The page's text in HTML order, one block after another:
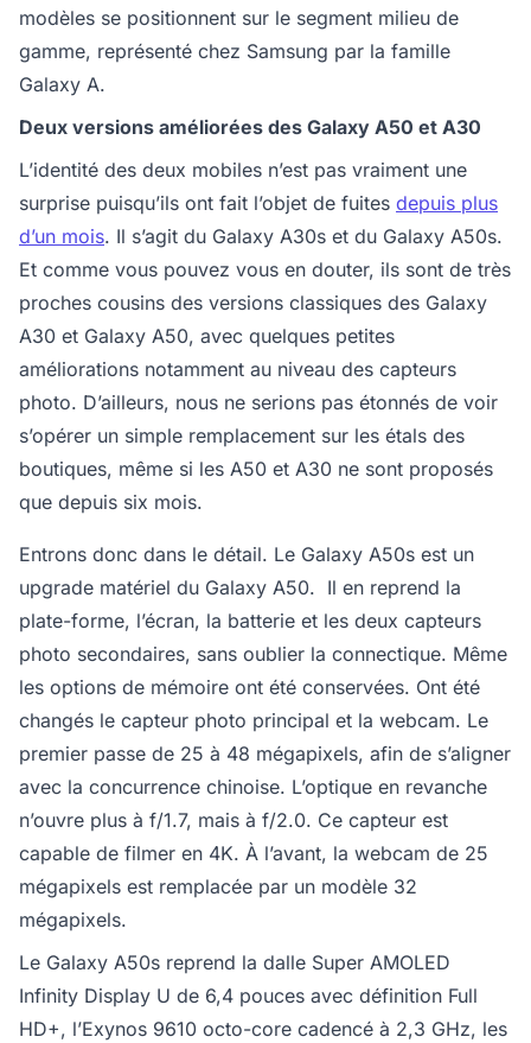
modèles se positionnent sur le segment milieu de
gamme, représenté chez Samsung par la famille
Galaxy A.
Deux versions améliorées des Galaxy A50 et A30
L’identité des deux mobiles n’est pas vraiment une
surprise puisqu’ils ont fait l’objet de fuites depuis plus
d’un mois. Il s’agit du Galaxy A30s et du Galaxy A50s.
Et comme vous pouvez vous en douter, ils sont de très
proches cousins des versions classiques des Galaxy
A30 et Galaxy A50, avec quelques petites
améliorations notamment au niveau des capteurs
photo. D’ailleurs, nous ne serions pas étonnés de voir
s’opérer un simple remplacement sur les étals des
boutiques, même si les A50 et A30 ne sont proposés
que depuis six mois.
Entrons donc dans le détail. Le Galaxy A50s est un
upgrade matériel du Galaxy A50. Il en reprend la
plate-forme, l’écran, la batterie et les deux capteurs
photo secondaires, sans oublier la connectique. Même
les options de mémoire ont été conservées. Ont été
changés le capteur photo principal et la webcam. Le
premier passe de 25 à 48 mégapixels, afin de s’aligner
avec la concurrence chinoise. L’optique en revanche
n’ouvre plus à f/1.7, mais à f/2.0. Ce capteur est
capable de filmer en 4K. À l’avant, la webcam de 25
mégapixels est remplacée par un modèle 32
mégapixels.
Le Galaxy A50s reprend la dalle Super AMOLED
Infinity Display U de 6,4 pouces avec définition Full
HD+, l’Exynos 9610 octo-core cadencé à 2,3 GHz, les